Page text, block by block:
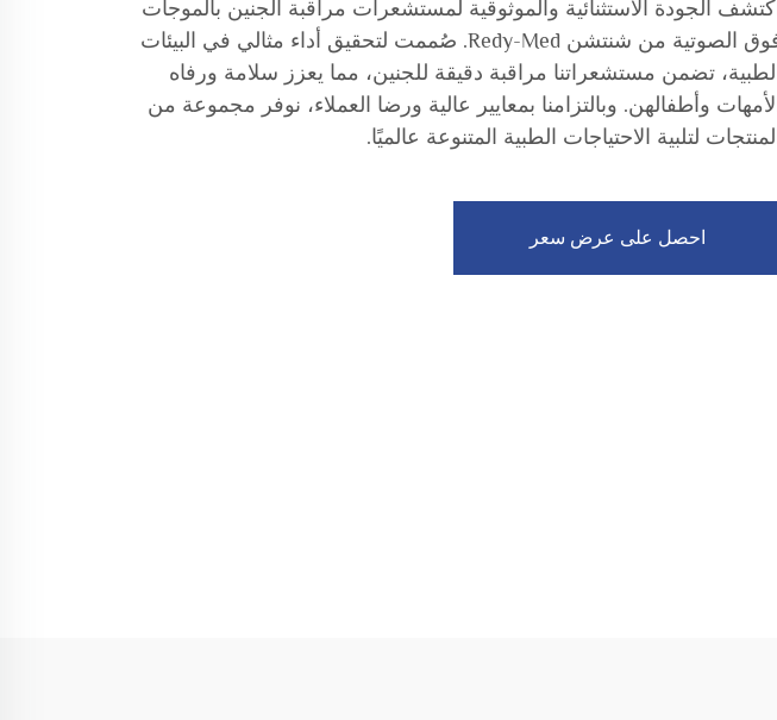
اكتشف الجودة الاستثنائية والموثوقية لمستشعرات مراقبة الجنين بالموجات
فوق الصوتية من شنتشن Redy-Med. صُممت لتحقيق أداء مثالي في البيئات
الطبية، تضمن مستشعراتنا مراقبة دقيقة للجنين، مما يعزز سلامة ورفاه
الأمهات وأطفالهن. وبالتزامنا بمعايير عالية ورضا العملاء، نوفر مجموعة من
المنتجات لتلبية الاحتياجات الطبية المتنوعة عالميًا.
احصل على عرض سعر